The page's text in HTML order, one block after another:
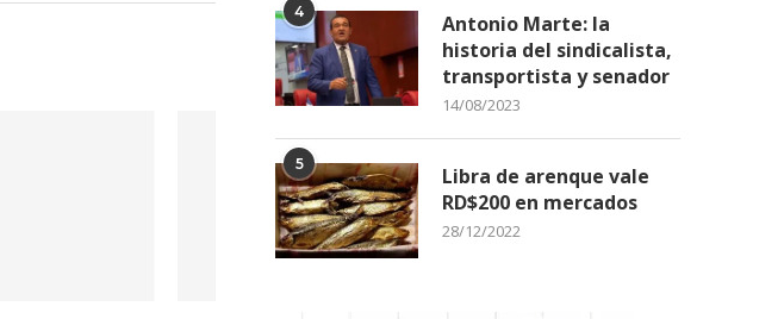
4
Antonio Marte: la
historia del sindicalista,
transportista y senador
14/08/2023
5
Libra de arenque vale
RD$200 en mercados
28/12/2022